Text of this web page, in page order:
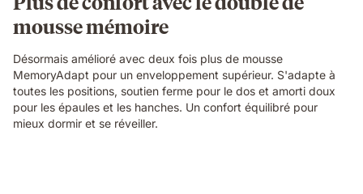
Original
mattress
in
a
cosy
bedroom.
mousse mémoire
Désormais amélioré avec deux fois plus de mousse
MemoryAdapt pour un enveloppement supérieur. S'adapte à
toutes les positions, soutien ferme pour le dos et amorti doux
pour les épaules et les hanches. Un confort équilibré pour
mieux dormir et se réveiller.